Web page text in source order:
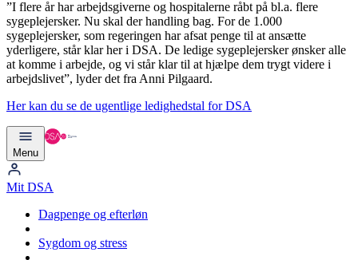
”I flere år har arbejdsgiverne og hospitalerne råbt på bl.a. flere
sygeplejersker. Nu skal der handling bag. For de 1.000
sygeplejersker, som regeringen har afsat penge til at ansætte
yderligere, står klar her i DSA. De ledige sygeplejersker ønsker alle
at komme i arbejde, og vi står klar til at hjælpe dem trygt videre i
arbejdslivet”, lyder det fra Anni Pilgaard.
Her kan du se de ugentlige ledighedstal for DSA
Menu
Mit DSA
Dagpenge og efterløn
Sygdom og stress